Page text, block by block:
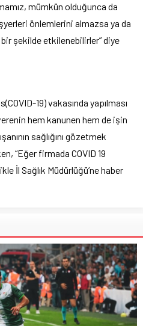
mümkün olduğunca da
önlemlerini almazsa ya da
şekilde etkilenebilirler” diye
19) vakasında yapılması
hem kanunen hem de işin
sağlığını gözetmek
“Eğer firmada COVID 19
İl Sağlık Müdürlüğü’ne haber